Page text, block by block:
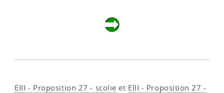
EIII - Proposition 27 - scolie et EIII - Proposition 27 -